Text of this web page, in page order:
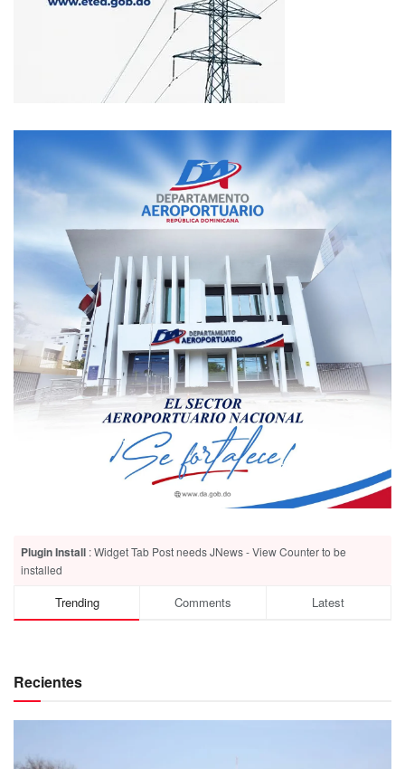
Plugin Install : Widget Tab Post needs JNews - View Counter to be
installed
Trending Comments Latest
Recientes